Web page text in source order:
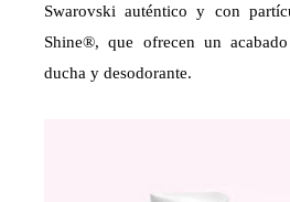
Swarovski auténtico y con
Shine®, que ofrecen un
ducha y desodorante.